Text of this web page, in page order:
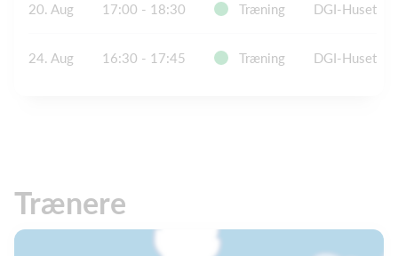
20. Aug 17:00 - 18:30 Træning DGI-Huset
24. Aug 16:30 - 17:45 Træning DGI-Huset
Trænere